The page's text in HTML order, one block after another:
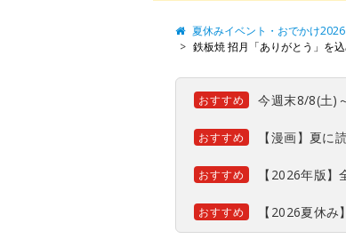
夏休みイベント・おでかけ2026
鉄板焼 招月「ありがとう」を
おすすめ 今週末8/8(土)
おすすめ 【漫画】夏に
おすすめ 【2026年版
おすすめ 【2026夏休